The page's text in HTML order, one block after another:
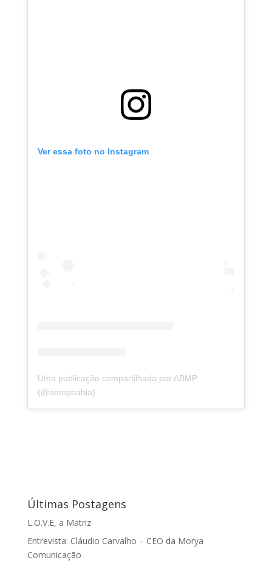
Ver essa foto no Instagram
Uma publicação compartilhada por ABMP
(@abmpbahia)
Últimas Postagens
L.O.V.E, a Matriz
Entrevista: Cláudio Carvalho – CEO da Morya
Comunicação